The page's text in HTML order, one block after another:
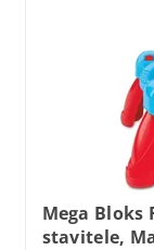
Mega Bloks
stavitele,